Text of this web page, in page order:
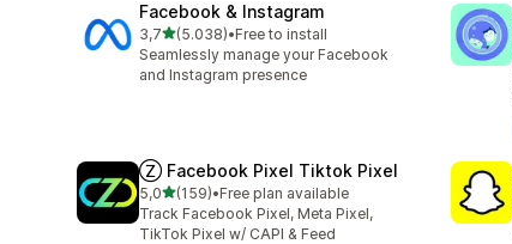
Facebook & Instagram
3,75 yıldız üzerinden
(5.038)
toplam 5038 değerlendirme
•Free to install
Seamlessly manage your Facebook
and Instagram presence
Ⓩ Facebook Pixel Tiktok Pixel
5,05 yıldız üzerinden
(159)
toplam 159 değerlendirme
•Free plan available
Track Facebook Pixel, Meta Pixel,
TikTok Pixel w/ CAPI & Feed